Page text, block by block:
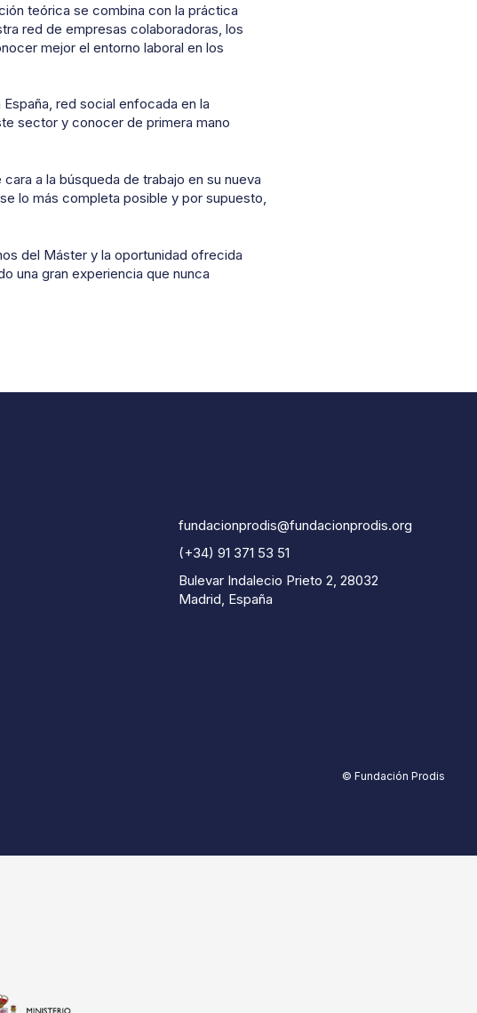
teórica se combina con la práctica
red de empresas colaboradoras, los
mejor el entorno laboral en los
red social enfocada en la
sector y conocer de primera mano
a la búsqueda de trabajo en su nueva
lo más completa posible y por supuesto,
del Máster y la oportunidad ofrecida
una gran experiencia que nunca
fundacionprodis@fundacionprodis.org
(+34) 91 371 53 51
Bulevar Indalecio Prieto 2, 28032
Madrid, España
© Fundación Prodis